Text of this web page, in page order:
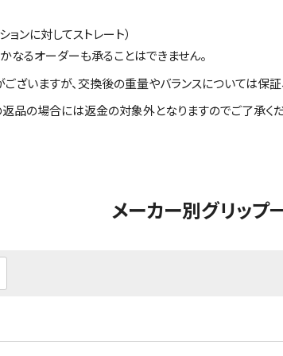
ンに対してストレート）
なるオーダーも承ることはできません。
ざいますが、交換後の重量やバランスについては保証
品の場合には返金の対象外となりますのでご了承くだ
メーカー別グリップ